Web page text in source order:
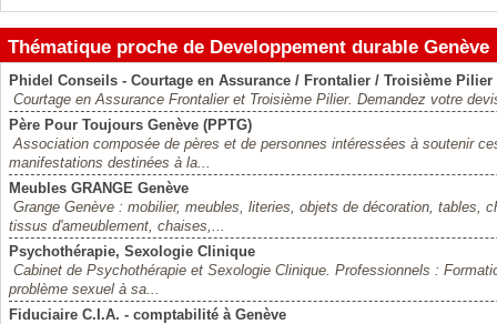
Thématique proche de Developpement durable Genève
Phidel Conseils - Courtage en Assurance / Frontalier / Troisième Pilier
Courtage en Assurance Frontalier et Troisième Pilier. Demandez votre
Père Pour Toujours Genève (PPTG)
Association composée de pères et de personnes intéressées à soutenir
manifestations destinées à la...
Meubles GRANGE Genève
Grange Genève : mobilier, meubles, literies, objets de décoration, tables,
tissus d'ameublement, chaises,...
Psychothérapie, Sexologie Clinique
Cabinet de Psychothérapie et Sexologie Clinique. Professionnels :
problème sexuel à sa...
Fiduciaire C.I.A. - comptabilité à Genève